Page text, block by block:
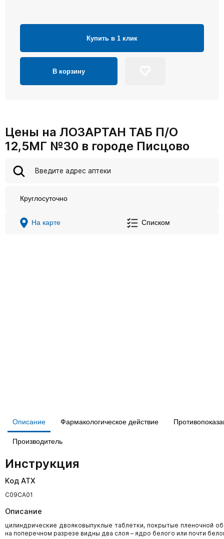
Купить в 1 клик
В корзину
Цены на ЛОЗАРТАН ТАБ П/О
12,5МГ №30 в городе Писцово
Круглосуточно
На карте Списком
Описание Фармакологическое действие
Производитель
Инструкция
Код АТХ
C09CA01
Описание
цилиндрические двояковыпуклые таблетки, покрытые пленочной
на поперечном разрезе видны два слоя – ядро белого или почти